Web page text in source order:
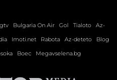
Bulgaria On Air Gol Tialoto
Az-
Imoti.net Rabota Az-deteto
Blog
Boec Megavselena.bg